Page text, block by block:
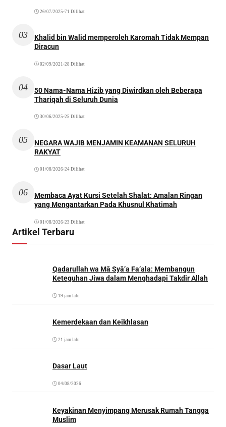
26/07/2025 •71 Dilihat
03
Khalid bin Walid memperoleh Karomah Tidak Mempan
Diracun
02/09/2021 •28 Dilihat
04
50 Nama-Nama Hizib yang Diwirdkan oleh Beberapa
Thariqah di Seluruh Dunia
30/06/2025 •25 Dilihat
05
NEGARA WAJIB MENJAMIN KEAMANAN SELURUH
RAKYAT
01/08/2026•24 Dilihat
06
Membaca Ayat Kursi Setelah Shalat: Amalan Ringan
yang Mengantarkan Pada Khusnul Khatimah
01/08/2026•23 Dilihat
Artikel Terbaru
Qadarullah wa Mā Syā’a Fa’ala: Membangun
Keteguhan Jiwa dalam Menghadapi Takdir Allah
19 jam lalu
Kemerdekaan dan Keikhlasan
21 jam lalu
Dasar Laut
04/08/2026
Keyakinan Menyimpang Merusak Rumah Tangga
Muslim